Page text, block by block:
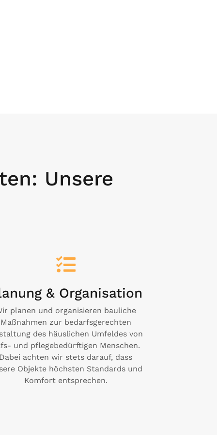
Unsere
& Organisation
planen und organisieren bauliche
Maßnahmen zur bedarfsgerechten
des häuslichen Umfeldes von
und pflegebedürftigen Menschen.
achten wir stets darauf, dass
Objekte höchsten Standards und
Komfort entsprechen.